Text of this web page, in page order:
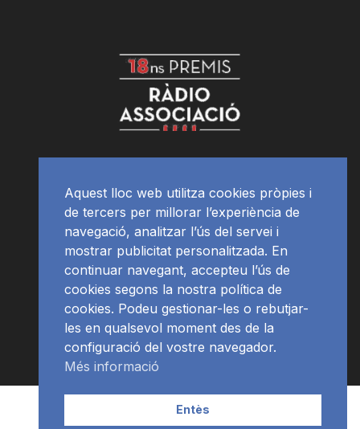
APP Programació
Aquest lloc web utilitza cookies pròpies i
de tercers per millorar l’experiència de
navegació, analitzar l’ús del servei i
mostrar publicitat personalitzada. En
continuar navegant, accepteu l’ús de
cookies segons la nostra política de
cookies. Podeu gestionar-les o rebutjar-
les en qualsevol moment des de la
configuració del vostre navegador.
Més informació
Entès